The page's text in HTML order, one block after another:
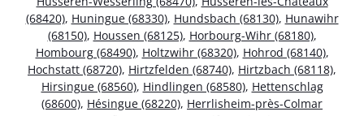
(68420), Huningue (68330), Hundsbach (68130), Hunawihr
(68150), Houssen (68125), Horbourg-Wihr (68180),
Hombourg (68490), Holtzwihr (68320), Hohrod (68140),
Hochstatt (68720), Hirtzfelden (68740), Hirtzbach (68118),
Hirsingue (68560), Hindlingen (68580), Hettenschlag
(68600), Hésingue (68220), Herrlisheim-près-Colmar